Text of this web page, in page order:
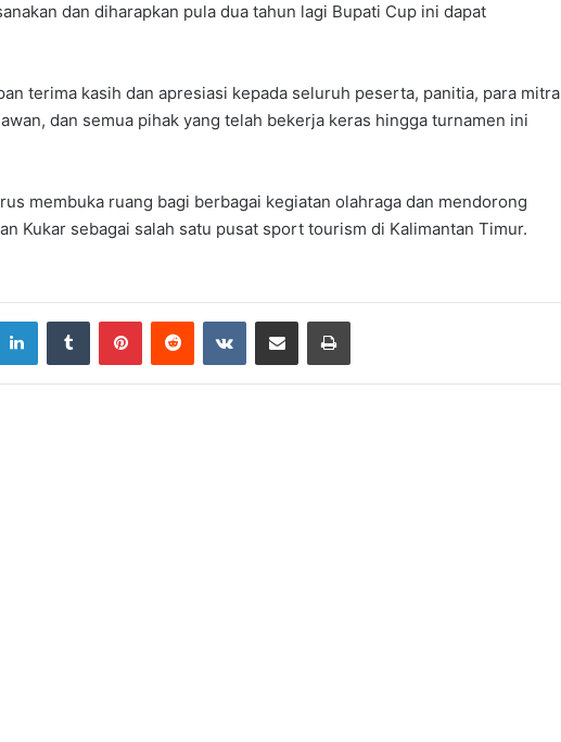
dan diharapkan pula dua tahun lagi Bupati Cup ini dapat
terima kasih dan apresiasi kepada seluruh peserta, panitia, para mitra
dan semua pihak yang telah bekerja keras hingga turnamen ini
membuka ruang bagi berbagai kegiatan olahraga dan mendorong
Kukar sebagai salah satu pusat sport tourism di Kalimantan Timur.
LinkedInTumblr PinterestReddit VKontakteShare via Email Print